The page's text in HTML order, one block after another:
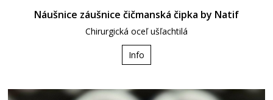
Náušnice záušnice čičmanská čipka by Natif
Chirurgická oceľ ušľachtilá
Info